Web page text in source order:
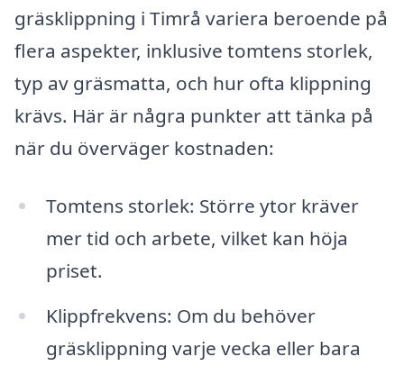
gräsklippning i Timrå variera beroende på
flera aspekter, inklusive tomtens storlek,
typ av gräsmatta, och hur ofta klippning
krävs. Här är några punkter att tänka på
när du överväger kostnaden:
Tomtens storlek: Större ytor kräver
mer tid och arbete, vilket kan höja
priset.
Klippfrekvens: Om du behöver
gräsklippning varje vecka eller bara